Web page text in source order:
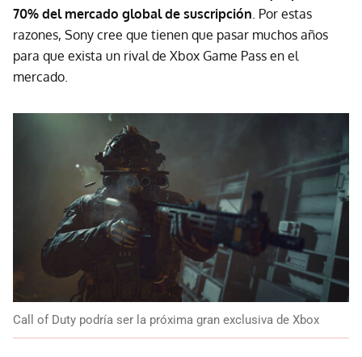
70% del mercado global de suscripción . Por estas
razones, Sony cree que tienen que pasar muchos años
para que exista un rival de Xbox Game Pass en el
mercado.
Call of Duty podría ser la próxima gran exclusiva de Xbox